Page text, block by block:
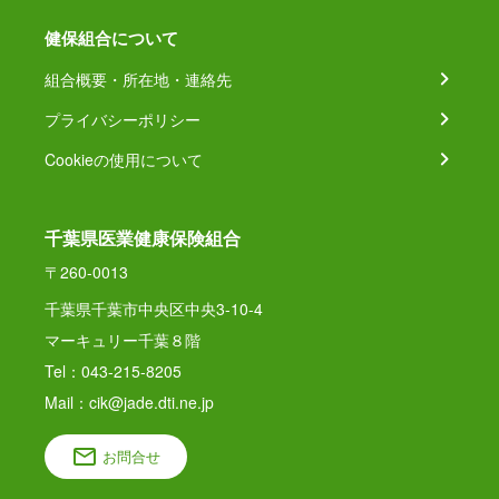
健保組合について
組合概要・所在地・連絡先
プライバシーポリシー
Cookieの使用について
千葉県医業健康保険組合
〒260-0013
千葉県千葉市中央区中央3-10-4
マーキュリー千葉８階
Tel：043-215-8205
Mail：cik@jade.dti.ne.jp
お問合せ